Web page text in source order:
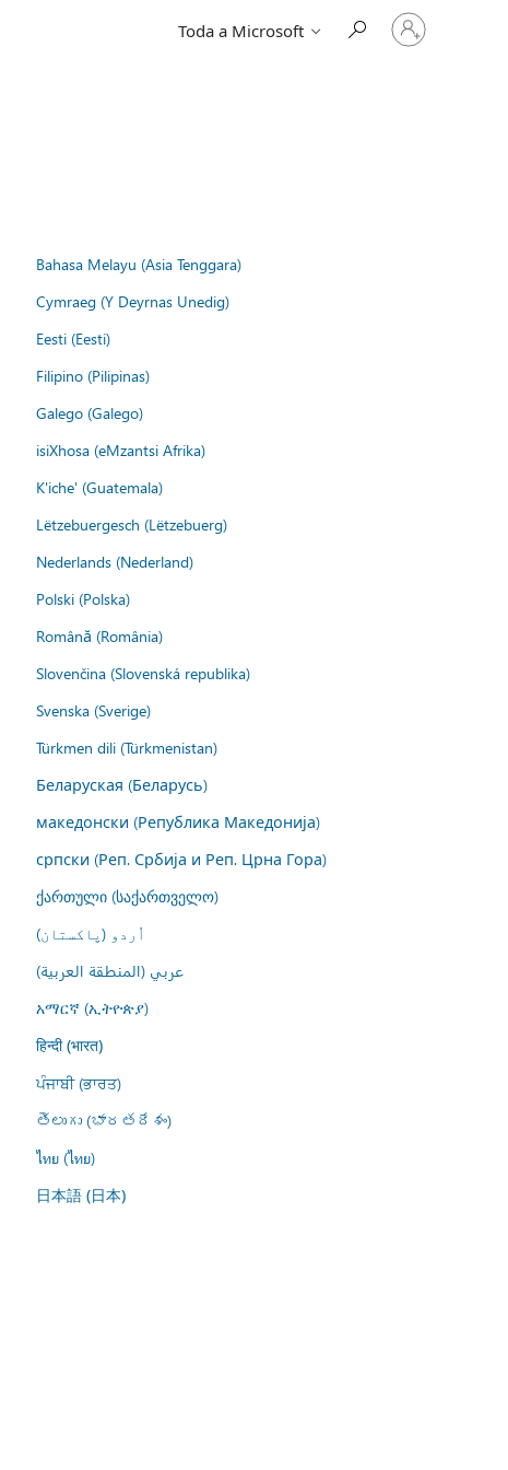
Toda a Microsoft
Iniciar
sessão
Bahasa Melayu (Asia Tenggara)
Cymraeg (Y Deyrnas Unedig)
Eesti (Eesti)
Filipino (Pilipinas)
Galego (Galego)
isiXhosa (eMzantsi Afrika)
K'iche' (Guatemala)
Lëtzebuergesch (Lëtzebuerg)
Nederlands (Nederland)
Polski (Polska)
Română (România)
Slovenčina (Slovenská republika)
Svenska (Sverige)
Türkmen dili (Türkmenistan)
Беларуская (Беларусь)
македонски (Република Македонија)
српски (Реп. Србија и Реп. Црна Гора)
ქართული (საქართველო)
اُردو (پاکستان)
عربي (المنطقة العربية)
አማርኛ (ኢትዮጵያ)
हिन्दी (भारत)
ਪੰਜਾਬੀ (ਭਾਰਤ)
తెలుగు (భారతదేశం)
ไทย (ไทย)
日本語 (日本)